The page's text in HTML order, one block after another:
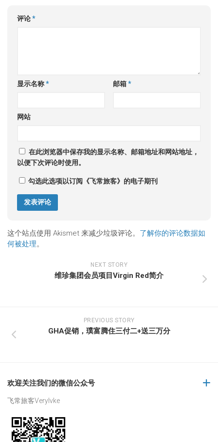
评论*
显示名称* 邮箱*
网站
在此浏览器中保存我的显示名称、邮箱地址和网站地址，
以便下次评论时使用。
勾选此选项以订阅《飞常旅客》的电子期刊
这个站点使用 Akismet 来减少垃圾评论。 了解你的评论数据如
何被处理。
NEXT STORY
维珍集团会员项目Virgin Red简介
PREVIOUS STORY
GHA促销，璞富腾住三付二+送三万分
欢迎关注我们的微信公众号
飞常旅客Verylvke